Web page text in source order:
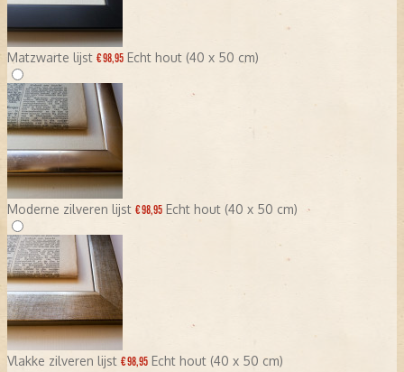
Matzwarte lijst € 98,95 Echt hout (40 x 50 cm)
Moderne zilveren lijst € 98,95 Echt hout (40 x 50 cm)
Vlakke zilveren lijst € 98,95 Echt hout (40 x 50 cm)